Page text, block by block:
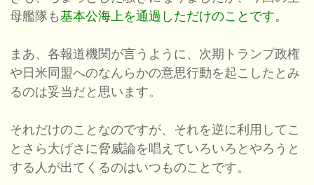
母艦隊も基本公海上を通過しただけのことです。
まあ、各報道機関が言うように、次期トランプ政権
や日米同盟へのなんらかの意思行動を起こしたとみ
るのは妥当だと思います。
それだけのことなのですが、それを逆に利用してこ
とさら大げさに脅威論を唱えていろいろとやろうと
する人が出てくるのはいつものことです。